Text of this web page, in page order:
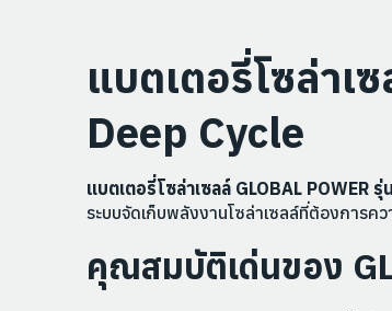
แบตเตอรี่โซล่าเ
Deep Cycle
แบตเตอรี่โซล่าเซลล์ GLOBAL
ระบบจัดเก็บพลังงานโซล่าเซลล์ที่ต้องการค
คุณสมบัติเด่นของ